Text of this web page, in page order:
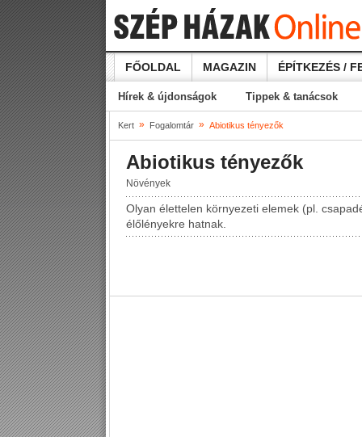
FŐOLDAL MAGAZIN ÉPÍTKEZÉS /
Hírek & újdonságok Tippek & tanácsok
Kert » Fogalomtár » Abiotikus tényezők
Abiotikus tényezők
Növények
Olyan élettelen környezeti elemek (pl.
élőlényekre hatnak.